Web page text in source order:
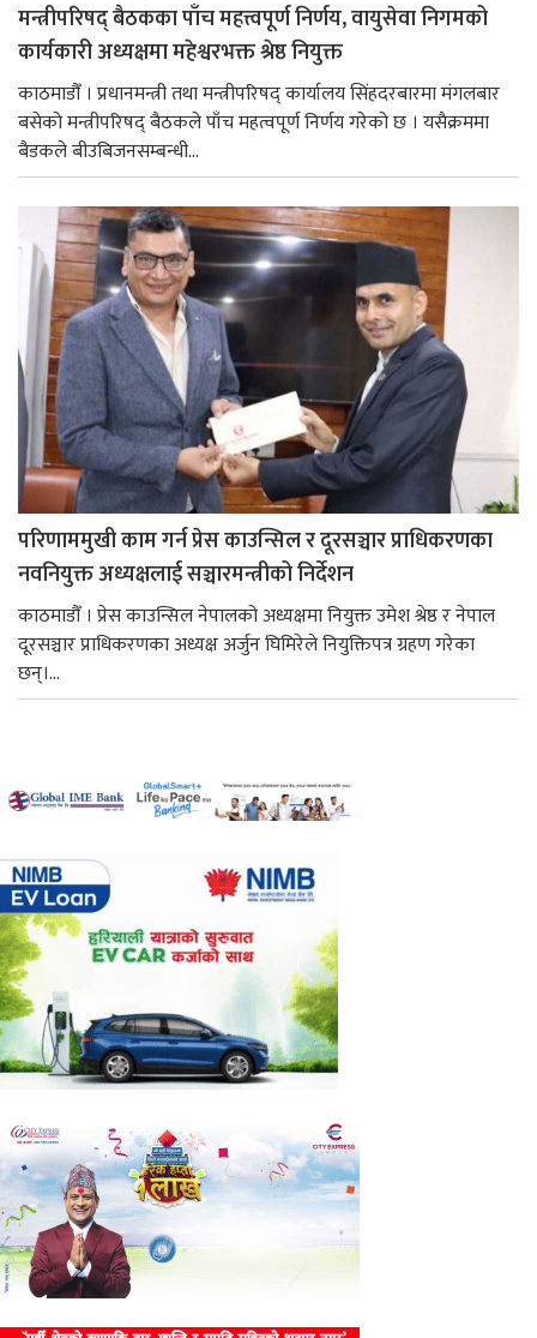
मन्त्रीपरिषद् बैठकका पाँच महत्त्वपूर्ण निर्णय, वायुसेवा निगमको
कार्यकारी अध्यक्षमा महेश्वरभक्त श्रेष्ठ नियुक्त
काठमाडौँ । प्रधानमन्त्री तथा मन्त्रीपरिषद् कार्यालय सिंहदरबारमा मंगलबार
बसेको मन्त्रीपरिषद् बैठकले पाँच महत्वपूर्ण निर्णय गरेको छ । यसैक्रममा
बैडकले बीउबिजनसम्बन्धी...
परिणाममुखी काम गर्न प्रेस काउन्सिल र दूरसञ्चार प्राधिकरणका
नवनियुक्त अध्यक्षलाई सञ्चारमन्त्रीको निर्देशन
काठमाडौँ । प्रेस काउन्सिल नेपालको अध्यक्षमा नियुक्त उमेश श्रेष्ठ र नेपाल
दूरसञ्चार प्राधिकरणका अध्यक्ष अर्जुन घिमिरेले नियुक्तिपत्र ग्रहण गरेका
छन्।...